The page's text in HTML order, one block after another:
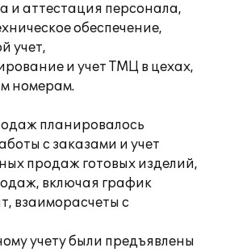
и аттестация персонала,
обеспечение,
учет,
и учет ТМЦ в цехах,
номерам.
планировалось
с заказами и учет
продаж готовых изделий,
включая график
взаиморасчеты с
учету были предъявлены